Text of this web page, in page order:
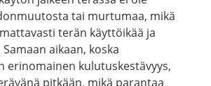
tai murtumaa, mikä
terän käyttöikää ja
aikaan, koska
erinomainen kulutuskestävyys,
pitkään, mikä parantaa